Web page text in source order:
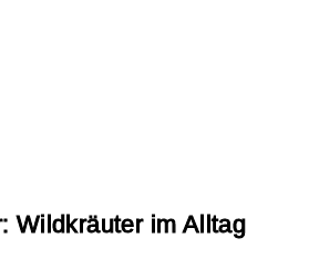
Wildkräuter im Alltag